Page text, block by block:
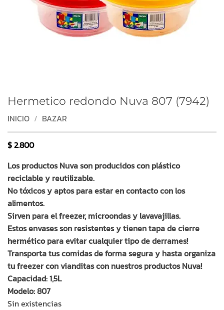
Hermetico redondo Nuva 807 (7942)
INICIO / BAZAR
$2.800
Los productos Nuva son producidos con plástico
reciclable y reutilizable.
No tóxicos y aptos para estar en contacto con los
alimentos.
Sirven para el freezer, microondas y lavavajillas.
Estos envases son resistentes y tienen tapa de cierre
hermético para evitar cualquier tipo de derrames!
Transporta tus comidas de forma segura y hasta organiza
tu freezer con vianditas con nuestros productos Nuva!
Capacidad: 1,5L
Modelo: 807
Sin existencias